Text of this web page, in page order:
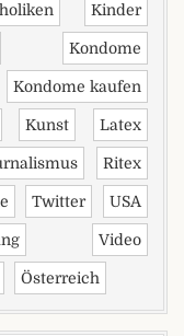
Kinder
Kondome
Kondome kaufen
Kunst Latex
Ritex
Twitter USA
Video
Österreich